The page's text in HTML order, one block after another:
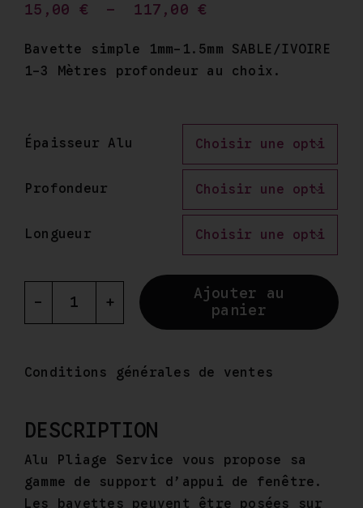
15,00 € – 117,00€
prix :
à
Bavette simple 1mm-1.5mm SABLE/IVOIRE
1-3 Mètres profondeur au choix.
Épaisseur Alu 
Profondeur 
Longueur 
quantité
SIMPLE
RAL
1015
Ajouter au
panier
Conditions générales de ventes
DESCRIPTION
Alu Pliage Service vous propose sa
gamme de support d’appui de fenêtre.
Les bavettes peuvent être posées sur